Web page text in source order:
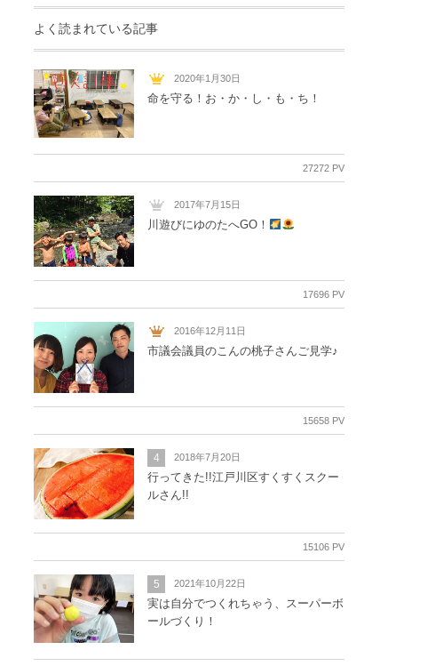
よく読まれている記事
2020年1月30日
命を守る！お・か・し・も・ち！
27272 PV
2017年7月15日
川遊びにゆのたへGO！
17696 PV
2016年12月11日
市議会議員のこんの桃子さんご見学♪
15658 PV
4 2018年7月20日
行ってきた!!江戸川区すくすくスクー
ルさん!!
15106 PV
5 2021年10月22日
実は自分でつくれちゃう、スーパーボ
ールづくり！